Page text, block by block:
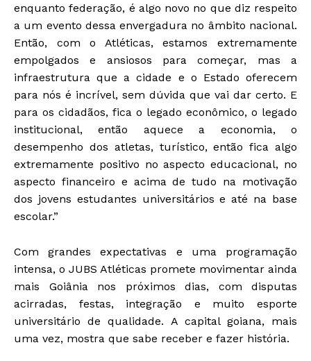
enquanto federação, é algo novo no que diz respeito
a um evento dessa envergadura no âmbito nacional.
Então, com o Atléticas, estamos extremamente
empolgados e ansiosos para começar, mas a
infraestrutura que a cidade e o Estado oferecem
para nós é incrível, sem dúvida que vai dar certo. E
para os cidadãos, fica o legado econômico, o legado
institucional, então aquece a economia, o
desempenho dos atletas, turístico, então fica algo
extremamente positivo no aspecto educacional, no
aspecto financeiro e acima de tudo na motivação
dos jovens estudantes universitários e até na base
escolar.”
Com grandes expectativas e uma programação
intensa, o JUBS Atléticas promete movimentar ainda
mais Goiânia nos próximos dias, com disputas
acirradas, festas, integração e muito esporte
universitário de qualidade. A capital goiana, mais
uma vez, mostra que sabe receber e fazer história.